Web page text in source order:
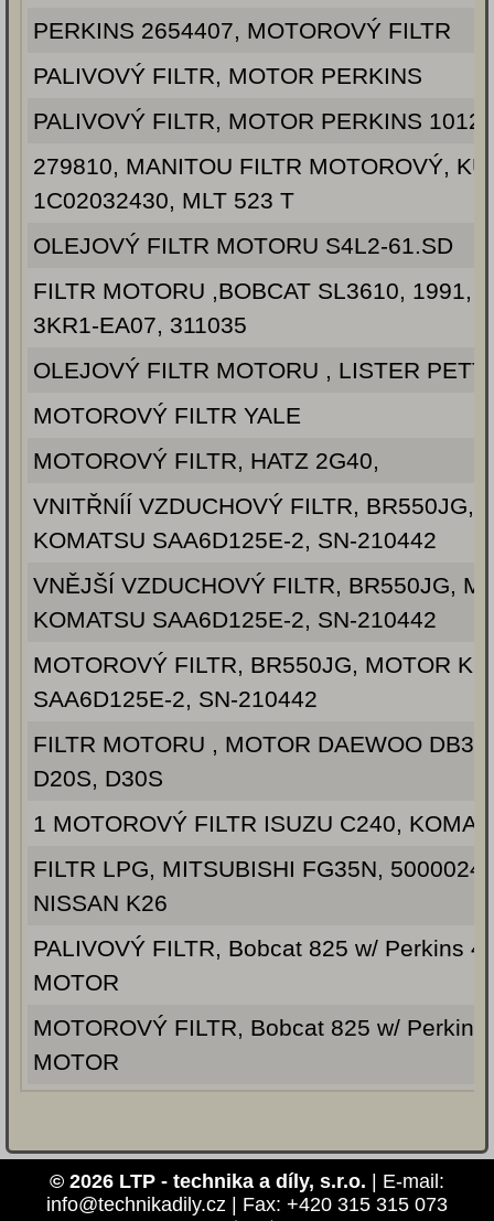
PERKINS 2654407, MOTOROVÝ FILTR
PALIVOVÝ FILTR, MOTOR PERKINS
PALIVOVÝ FILTR, MOTOR PERKINS 10121
279810, MANITOU FILTR MOTOROVÝ,
1C02032430, MLT 523 T
OLEJOVÝ FILTR MOTORU S4L2-61.SD
FILTR MOTORU ,BOBCAT SL3610, 1991,
3KR1-EA07, 311035
OLEJOVÝ FILTR MOTORU , LISTER
MOTOROVÝ FILTR YALE
MOTOROVÝ FILTR, HATZ 2G40,
VNITŘNÍÍ VZDUCHOVÝ FILTR, BR550JG,
KOMATSU SAA6D125E-2, SN-210442
VNĚJŠÍ VZDUCHOVÝ FILTR, BR550JG,
KOMATSU SAA6D125E-2, SN-210442
MOTOROVÝ FILTR, BR550JG, MOTOR
SAA6D125E-2, SN-210442
FILTR MOTORU , MOTOR DAEWOO
D20S, D30S
1 MOTOROVÝ FILTR ISUZU C240,
FILTR LPG, MITSUBISHI FG35N,
NISSAN K26
PALIVOVÝ FILTR, Bobcat 825 w/ Perkins
MOTOR
MOTOROVÝ FILTR, Bobcat 825 w/ Perkins
MOTOR
© 2026 LTP - technika a díly, s.r.o. | E-mail:
info@technikadily.cz | Fax: +420 315 315 073